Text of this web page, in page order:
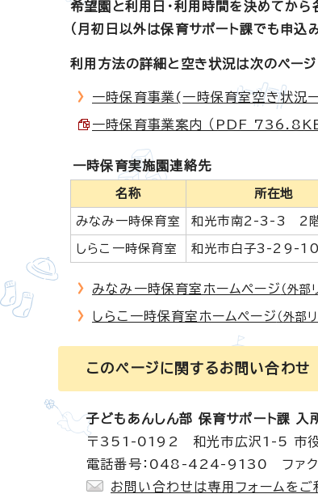
希望園と利用日・利用時間を決めてから
（月初日以外は保育サポート課でも申込
利用方法の詳細と空き状況は次のページ
一時保育事業(一時保育室空き状況
一時保育事業案内 （PDF 736.8KB
一時保育実施園連絡先
名称 所在地
みなみ一時保育室 和光市南2-3-3 2
しらこ一時保育室 和光市白子3-29-
みなみ一時保育室ホームページ （外部
しらこ一時保育室ホームページ （外部
このページに関するお問い合わせ
子どもあんしん部 保育サポート課 入
〒351-0192 和光市広沢1-5 市
電話番号：048-424-9130 ファ
お問い合わせは専用フォームをご